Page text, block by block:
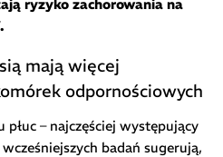
ryzyko zachorowania na
mają więcej
odpornościowych
– najczęściej występujący
badań sugerują,